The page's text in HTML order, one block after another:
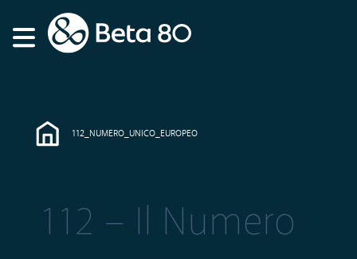
112_NUMERO_UNICO_EUROPEO
112 – Il Numero